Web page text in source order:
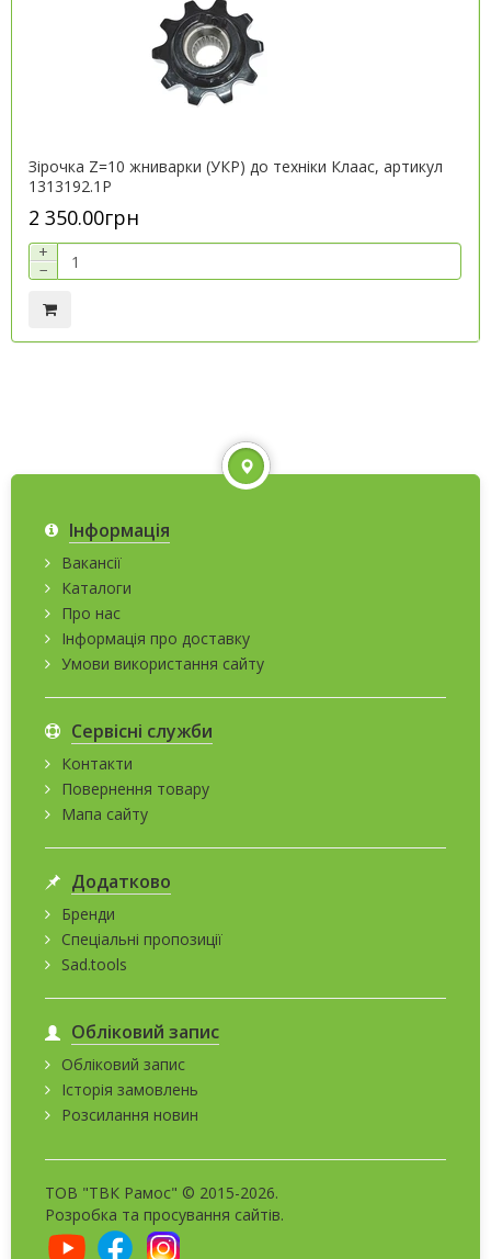
Зірочка Z=10 жниварки (УКР) до техніки Клаас, артикул
1313192.1P
2 350.00грн
+
−
Інформація
Вакансії
Каталоги
Про нас
Інформація про доставку
Умови використання сайту
Сервісні служби
Контакти
Повернення товару
Мапа сайту
Додатково
Бренди
Спеціальні пропозиції
Sad.tools
Обліковий запис
Обліковий запис
Історія замовлень
Розсилання новин
ТОВ "ТВК Рамос" © 2015-2026.
Розробка та просування сайтів.